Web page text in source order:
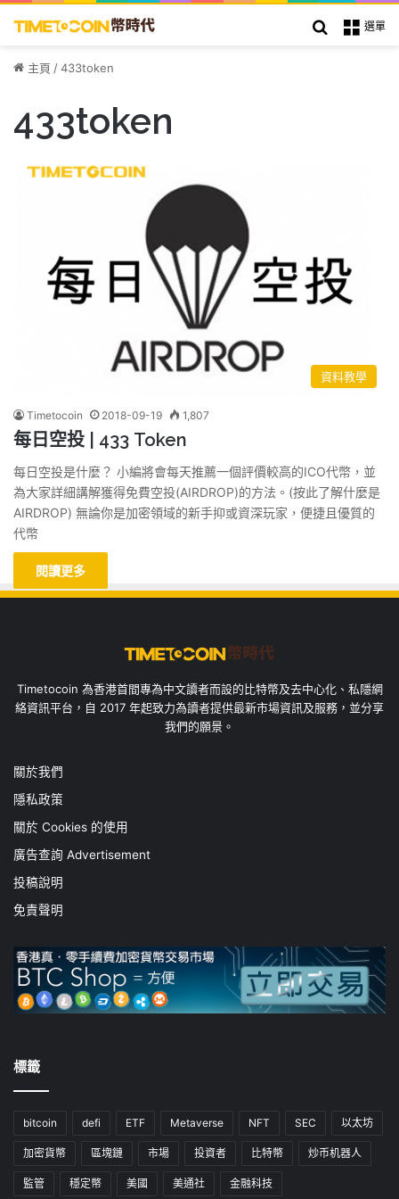
選單
搜索
主頁 /433token
433token
資料教學
Timetocoin 2018-09-19 1,807
每日空投 | 433 Token
每日空投是什麼？ 小編將會每天推薦一個評價較高的ICO代幣，並
為大家詳細講解獲得免費空投(AIRDROP)的方法。(按此了解什麼是
AIRDROP) 無論你是加密領域的新手抑或資深玩家，便捷且優質的
代幣
閱讀更多
Timetocoin 為香港首間專為中文讀者而設的比特幣及去中心化、私隱網
絡資訊平台，自 2017 年起致力為讀者提供最新市場資訊及服務，並分享
我們的願景。
關於我們
隱私政策
關於 Cookies 的使用
廣告查詢 Advertisement
投稿說明
免責聲明
標籤
bitcoin defi ETF Metaverse NFT SEC 以太坊
加密貨幣 區塊鏈 市場 投資者 比特幣 炒币机器人
監管 穩定幣 美國 美通社 金融科技